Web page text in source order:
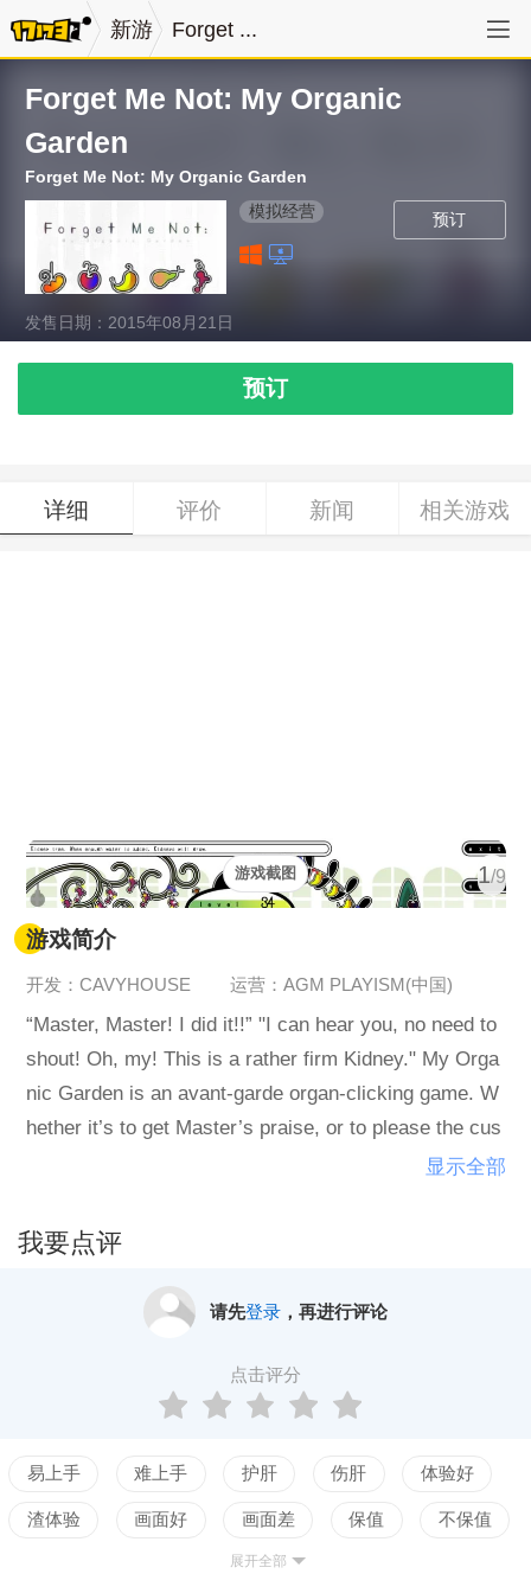
新游 Forget ...
Forget Me Not: My Organic
Garden
Forget Me Not: My Organic Garden
预订
模拟经营
发售日期：2015年08月21日
预订
详细 评价 新闻 相关游戏
1/9
游戏截图
游戏简介
开发：CAVYHOUSE 运营：AGM PLAYISM(中国)
“Master, Master! I did it!!” "I can hear you, no need to
shout! Oh, my! This is a rather firm Kidney." My Orga
nic Garden is an avant-garde organ-clicking game. W
hether it’s to get Master’s praise, or to please the cus
显示全部
我要点评
请先登录，再进行评论
点击评分
易上手 难上手 护肝 伤肝 体验好
渣体验 画面好 画面差 保值 不保值
测试
展开全部